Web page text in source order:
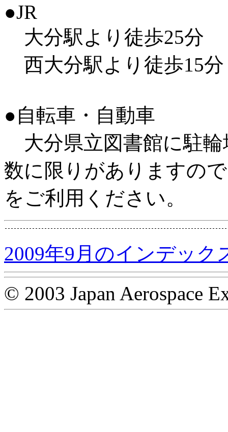
●JR
大分駅より徒歩25分
西大分駅より徒歩15分
●自転車・自動車
大分県立図書館に駐輪
数に限りがありますの
をご利用ください。
2009年9月のインデック
© 2003 Japan Aerospace